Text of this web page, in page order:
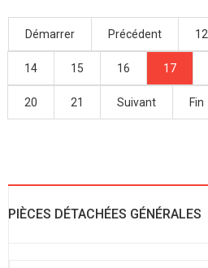
Démarrer Précédent 12
14 15 16 17
20 21 Suivant Fin
PIÈCES DÉTACHÉES GÉNÉRALES